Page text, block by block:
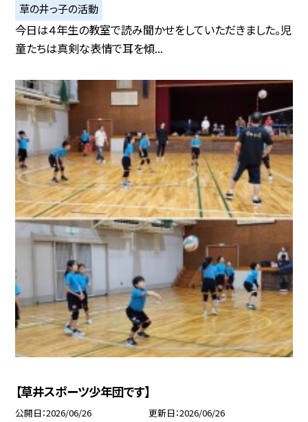
草の井っ子の活動
今日は４年生の教室で読み聞かせをしていただきました。児
童たちは真剣な表情で耳を傾...
【草井スポーツ少年団です】
公開日 2026/06/26 更新日 2026/06/26